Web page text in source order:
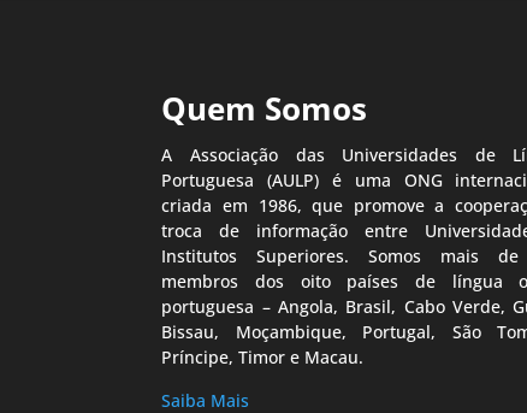
Quem Somos
A Associação das Universidades de
Portuguesa (AULP) é uma ONG
criada em 1986, que promove a
troca de informação entre
Institutos Superiores. Somos mais
membros dos oito países de língua
portuguesa – Angola, Brasil, Cabo Verde,
Bissau, Moçambique, Portugal, São
Príncipe, Timor e Macau.
Saiba Mais